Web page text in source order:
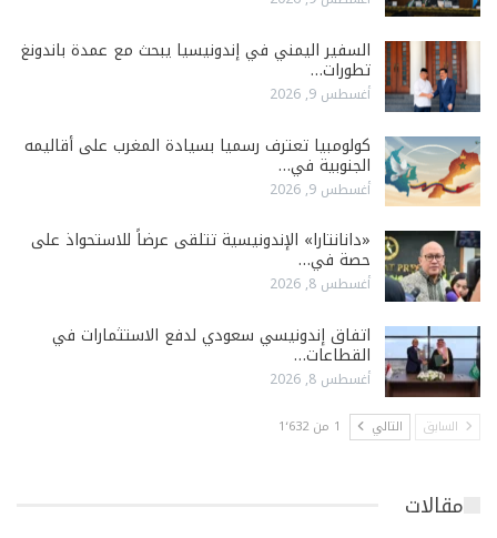
السفير اليمني في إندونيسيا يبحث مع عمدة باندونغ
تطورات…
أغسطس 9, 2026
كولومبيا تعترف رسميا بسيادة المغرب على أقاليمه
الجنوبية في…
أغسطس 9, 2026
«دانانتارا» الإندونيسية تتلقى عرضاً للاستحواذ على
حصة في…
أغسطس 8, 2026
اتفاق إندونيسي سعودي لدفع الاستثمارات في
القطاعات…
أغسطس 8, 2026
السابق التالي 1 من 1٬632
مقالات